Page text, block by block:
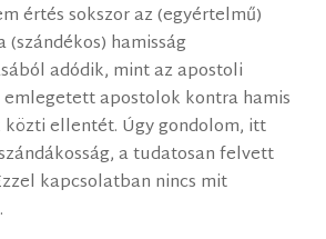
értés sokszor az (egyértelmű)
(szándékos) hamisság
adódik, mint az apostoli
apostolok kontra hamis
ellentét. Úgy gondolom, itt
a tudatosan felvett
kapcsolatban nincs mit